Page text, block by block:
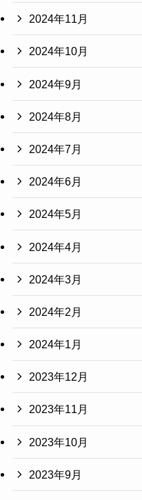
2024年11月
2024年10月
2024年9月
2024年8月
2024年7月
2024年6月
2024年5月
2024年4月
2024年3月
2024年2月
2024年1月
2023年12月
2023年11月
2023年10月
2023年9月